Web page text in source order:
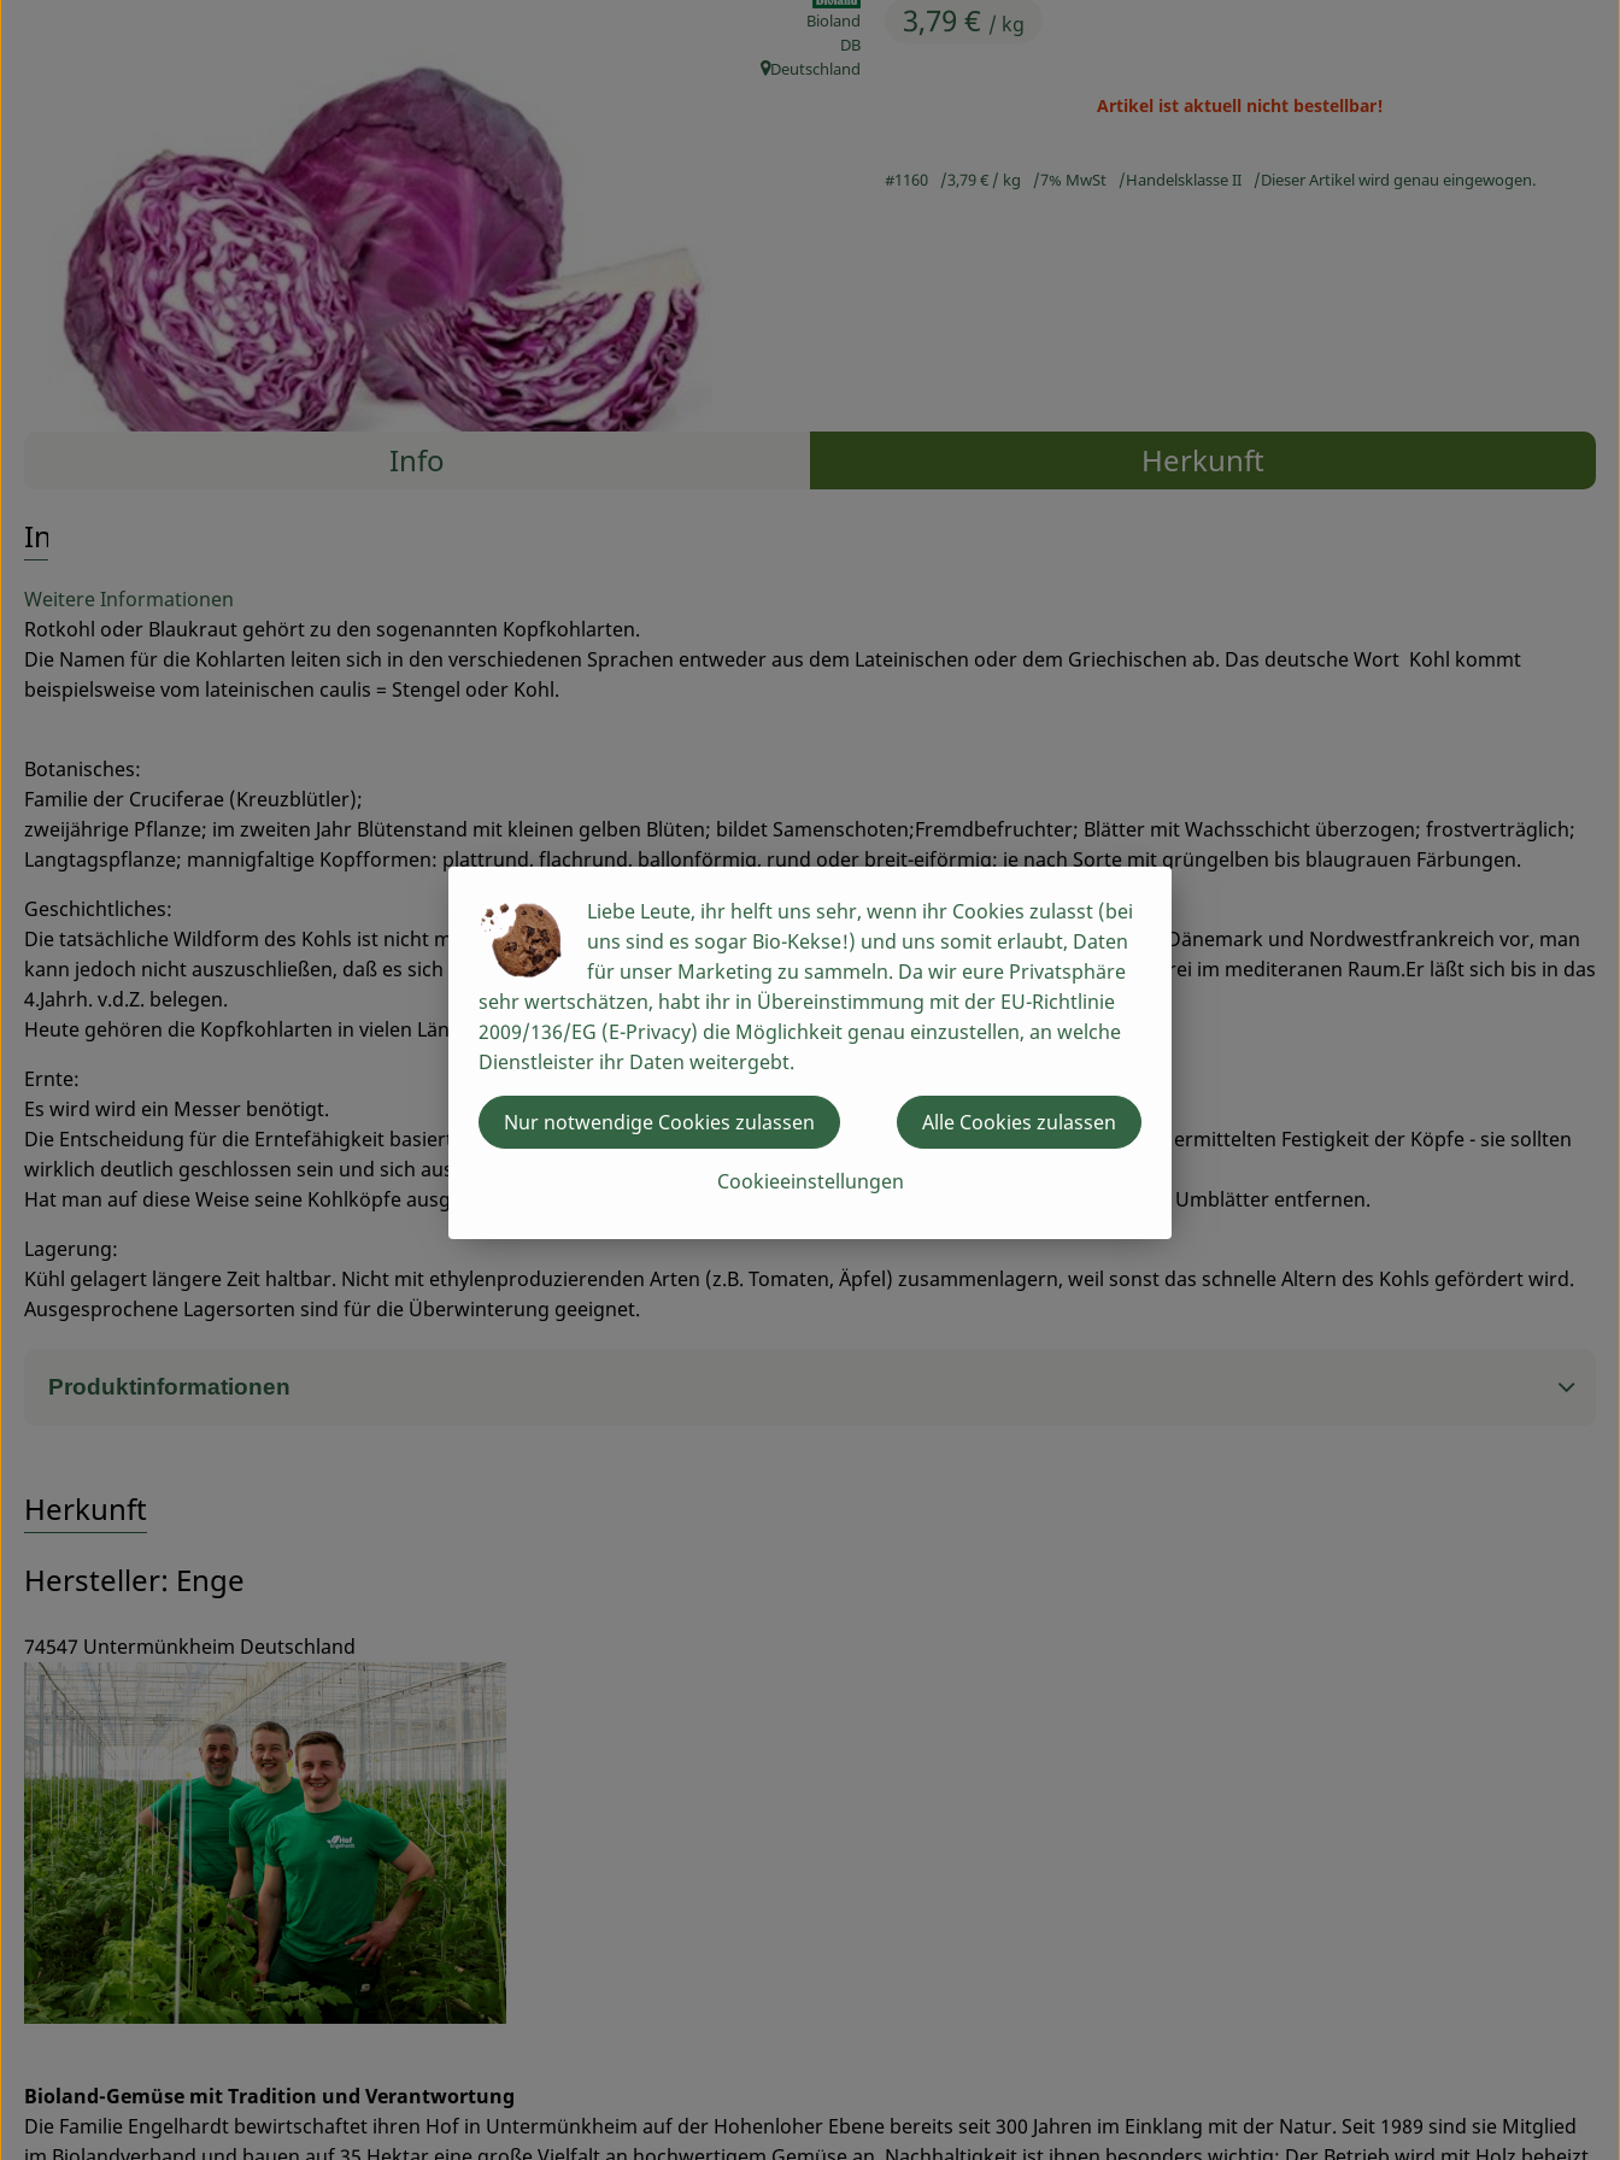
3,79 € / kg
Bioland
, Kontrollstelle:
DB
, Herkunft:
Deutschland
Artikel ist aktuell nicht bestellbar!
#1160 3,79 € / kg 7% MwSt Handelsklasse II Dieser Artikel wird genau eingewogen.
Rezepte
Info
Herkunft
Info
Weitere Informationen
Rotkohl oder Blaukraut gehört zu den sogenannten Kopfkohlarten.
Die Namen für die Kohlarten leiten sich in den verschiedenen Sprachen entweder aus dem Lateinischen oder dem Griechischen ab. Das deutsche Wort Kohl kommt
beispielsweise vom lateinischen caulis = Stengel oder Kohl.
Botanisches:
Familie der Cruciferae (Kreuzblütler);
zweijährige Pflanze; im zweiten Jahr Blütenstand mit kleinen gelben Blüten; bildet Samenschoten;Fremdbefruchter; Blätter mit Wachsschicht überzogen; frostverträglich;
Langtagspflanze; mannigfaltige Kopfformen: plattrund, flachrund, ballonförmig, rund oder breit-eiförmig; je nach Sorte mit grüngelben bis blaugrauen Färbungen.
Geschichtliches:
Die tatsächliche Wildform des Kohls ist nicht mehr bekannt.Wilder Kohl kommt zwar heute noch an den Küsten von England, Dänemark und Nordwestfrankreich vor, man
kann jedoch nicht auszuschließen, daß es sich hierbei um verwilderten Kulturkohl handelt Der erste Kohlanbau liegt zweifelsfrei im mediteranen Raum.Er läßt sich bis in das
4.Jahrh. v.d.Z. belegen.
Heute gehören die Kopfkohlarten in vielen Länder zu den wichtigsten Gemüsearten.
Ernte:
Es wird wird ein Messer benötigt.
Die Entscheidung für die Erntefähigkeit basiert auf dem äußeren Erscheinungsbild (Kopfgröße) und der durch Daumendruck ermittelten Festigkeit der Köpfe - sie sollten
wirklich deutlich geschlossen sein und sich ausgesprochen fest anfühlen.
Hat man auf diese Weise seine Kohlköpfe ausgewählt, wird der Kohl mit dem Messer vom Strunk abgetrennt. Eventuell einige Umblätter entfernen.
Lagerung:
Kühl gelagert längere Zeit haltbar. Nicht mit ethylenproduzierenden Arten (z.B. Tomaten, Äpfel) zusammenlagern, weil sonst das schnelle Altern des Kohls gefördert wird.
Ausgesprochene Lagersorten sind für die Überwinterung geeignet.
Produktinformationen
Herkunft
Hersteller: Enge
74547 Untermünkheim Deutschland
Bioland-Gemüse mit Tradition und Verantwortung
Die Familie Engelhardt bewirtschaftet ihren Hof in Untermünkheim auf der Hohenloher Ebene bereits seit 300 Jahren im Einklang mit der Natur. Seit 1989 sind sie Mitglied
Liebe Leute, ihr helft uns sehr, wenn ihr Cookies zulasst (bei
uns sind es sogar Bio-Kekse!) und uns somit erlaubt, Daten
für unser Marketing zu sammeln. Da wir eure Privatsphäre
sehr wertschätzen, habt ihr in Übereinstimmung mit der EU-Richtlinie
2009/136/EG (E-Privacy) die Möglichkeit genau einzustellen, an welche
Dienstleister ihr Daten weitergebt.
Cookieeinstellungen
Nur notwendige Cookies zulassen Alle Cookies zulassen